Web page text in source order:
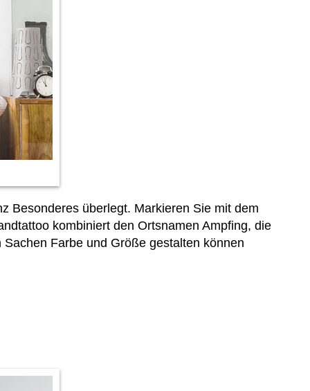
Besonderes überlegt. Markieren Sie mit dem
kombiniert den Ortsnamen Ampfing, die
Sachen Farbe und Größe gestalten können